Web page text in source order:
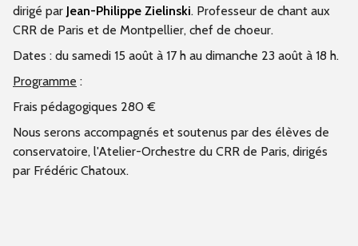
dirigé par Jean-Philippe Zielinski. Professeur de chant aux
CRR de Paris et de Montpellier, chef de choeur.
Dates : du samedi 15 août à 17 h au dimanche 23 août à 18 h.
Programme :
Frais pédagogiques 280 €
Nous serons accompagnés et soutenus par des élèves de
conservatoire, l'Atelier-Orchestre du CRR de Paris, dirigés
par Frédéric Chatoux.